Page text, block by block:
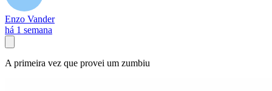
Enzo Vander
há 1 semana
A primeira vez que provei um zumbiu